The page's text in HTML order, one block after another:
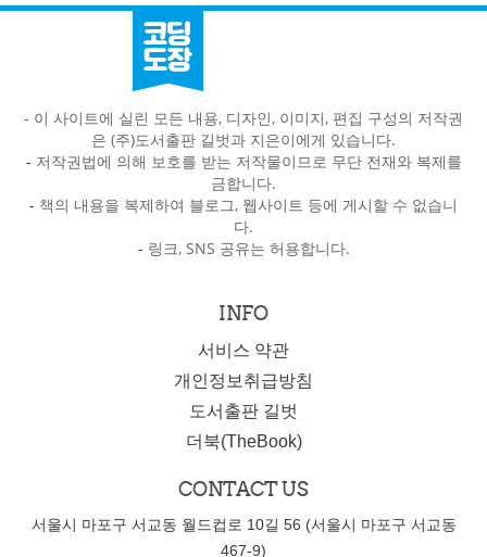
- 이 사이트에 실린 모든 내용, 디자인, 이미지, 편집 구성의 저작권
은 (주)도서출판 길벗과 지은이에게 있습니다.
- 저작권법에 의해 보호를 받는 저작물이므로 무단 전재와 복제를
금합니다.
- 책의 내용을 복제하여 블로그, 웹사이트 등에 게시할 수 없습니
다.
- 링크, SNS 공유는 허용합니다.
INFO
서비스 약관
개인정보취급방침
도서출판 길벗
더북(TheBook)
CONTACT US
서울시 마포구 서교동 월드컵로 10길 56 (서울시 마포구 서교동
467-9)